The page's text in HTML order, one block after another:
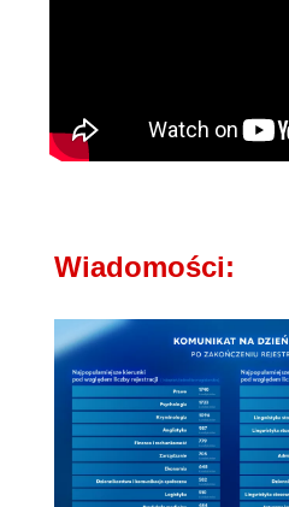
Wiadomości: